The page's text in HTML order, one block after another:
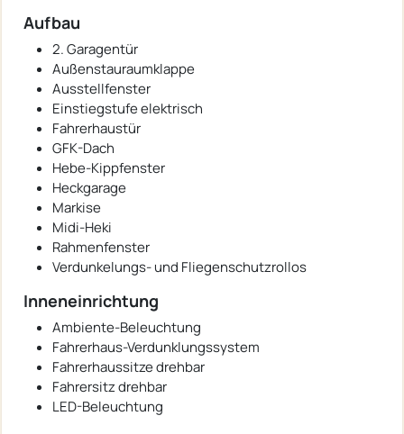
Aufbau
2. Garagentür
Außenstauraumklappe
Ausstellfenster
Einstiegstufe elektrisch
Fahrerhaustür
GFK-Dach
Hebe-Kippfenster
Heckgarage
Markise
Midi-Heki
Rahmenfenster
Verdunkelungs- und Fliegenschutzrollos
Inneneinrichtung
Ambiente-Beleuchtung
Fahrerhaus-Verdunklungssystem
Fahrerhaussitze drehbar
Fahrersitz drehbar
LED-Beleuchtung